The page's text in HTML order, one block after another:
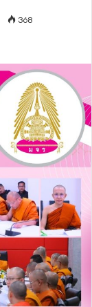
368